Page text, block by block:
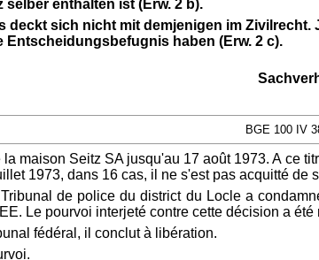
enthalten ist (Erw. 2 b).
deckt sich nicht mit demjenigen im
haben (Erw. 2 c).
BGE 100 IV
maison Seitz SA jusqu'au 17 août 1973. A ce
1973, dans 16 cas, il ne s'est pas acquitté de
de police du district du Locle a
Le pourvoi interjeté contre cette décision a
fédéral, il conclut à libération.